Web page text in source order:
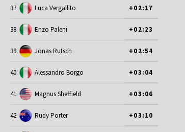
37 Luca Vergallito +02:17
38 Enzo Paleni +02:23
39 Jonas Rutsch +02:54
40 Alessandro Borgo +03:04
41 Magnus Sheffield +03:06
42 Rudy Porter +03:10